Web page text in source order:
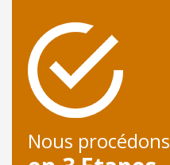
Nous procédons